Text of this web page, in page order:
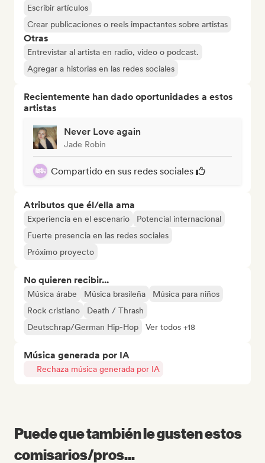
Escribir artículos
Crear publicaciones o reels impactantes sobre artistas
Otras
Entrevistar al artista en radio, video o podcast.
Agregar a historias en las redes sociales
Recientemente han dado oportunidades a estos
artistas
Never Love again
Jade Robin
Compartido en sus redes sociales
Atributos que él/ella ama
Experiencia en el escenario
Potencial internacional
Fuerte presencia en las redes sociales
Próximo proyecto
No quieren recibir...
Música árabe Música brasileña
Música para niños
Rock cristiano
Death / Thrash
Deutschrap/German Hip-Hop
Ver todos +18
Música generada por IA
Rechaza música generada por IA
Puede que también le gusten estos
comisarios/pros...